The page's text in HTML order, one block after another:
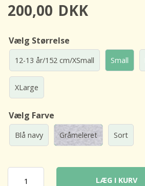
200,00 DKK
Vælg Størrelse
12-13 år/152 cm/XSmall Small
XLarge
Vælg Farve
Blå navy Gråmeleret Sort
LÆG I KURV